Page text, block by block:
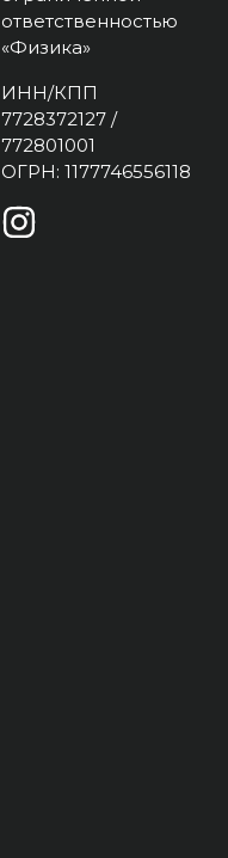
ответственностью
«Физика»
ИНН/КПП
7728372127 /
772801001
ОГРН: 1177746556118